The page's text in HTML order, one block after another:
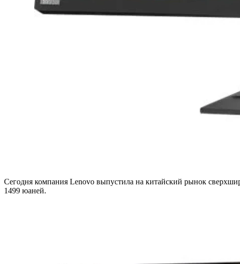
Сегодня компания Lenovo выпустила на китайский рынок
1499 юаней.